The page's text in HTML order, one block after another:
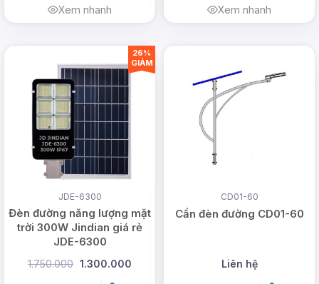
Xem nhanh Xem nhanh
JDE-6300
Đèn đường năng lượng mặt
trời 300W Jindian giá rẻ
JDE-6300
1.750.000 1.300.000
26%
GIẢM
CD01-60
Cần đèn đường CD01-60
Liên hệ